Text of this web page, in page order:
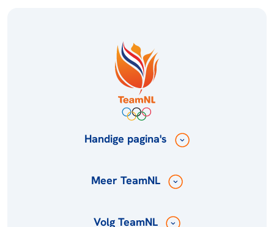
Handige pagina's
Meer TeamNL
Volg TeamNL